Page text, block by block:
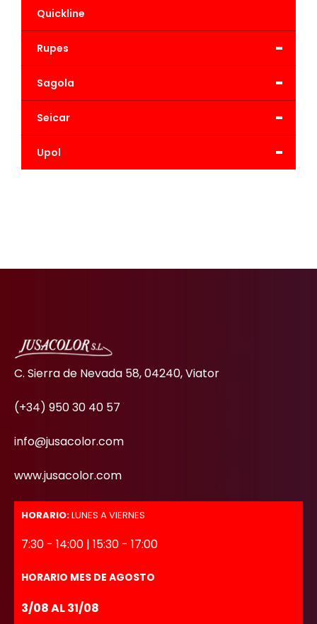
Quickline
-
Rupes
-
Sagola
-
Seicar
-
Upol
C. Sierra de Nevada 58, 04240, Viator
(+34) 950 30 40 57
info@jusacolor.com
www.jusacolor.com
HORARIO:LUNES A VIERNES
7:30 - 14:00 | 15:30 - 17:00
HORARIO MES DE AGOSTO
3/08 AL 31/08